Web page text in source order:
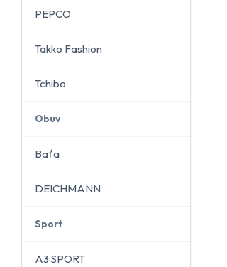
PEPCO
Takko Fashion
Tchibo
Obuv
Baťa
DEICHMANN
Sport
A3 SPORT